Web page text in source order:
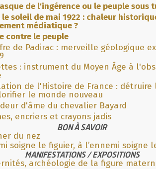
de l'ingérence ou le peuple sous
le soleil de mai 1922 : chaleur
médiatique ?
contre le peuple
de Padirac : merveille géologique
: instrument du Moyen Âge à
de l'Histoire de France : détruire
le monde nouveau
d'âme du chevalier Bayard
encriers et crayons jadis
BON À SAVOIR
du nez
soigne le figuier, à l’ennemi soigne
MANIFESTATIONS / EXPOSITIONS
archéologie de la figure